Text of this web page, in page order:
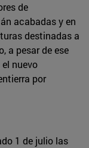
de
acabadas y en
destinadas a
a pesar de ese
nuevo
por
1 de julio las